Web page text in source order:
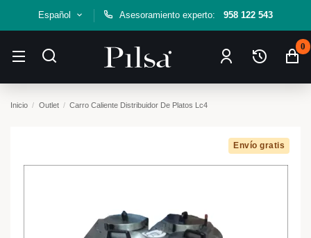
Español Asesoramiento experto: 958 122 543
0
Inicio Outlet Carro Caliente Distribuidor De Platos Lc4
Envío gratis